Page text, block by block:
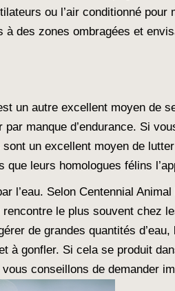
ou l’air conditionné pour
des zones ombragées et
un autre excellent moyen de
manque d’endurance. Si
un excellent moyen de lutter
leurs homologues félins
Selon Centennial
le plus souvent chez
de grandes quantités
à gonfler. Si cela se produit
conseillons de demander